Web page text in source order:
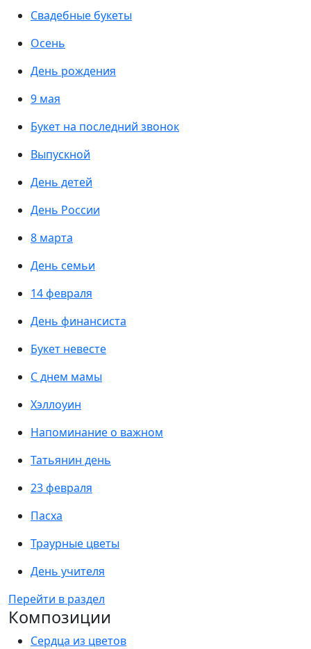
Свадебные букеты
Осень
День рождения
9 мая
Букет на последний звонок
Выпускной
День детей
День России
8 марта
День семьи
14 февраля
День финансиста
Букет невесте
С днем мамы
Хэллоуин
Напоминание о важном
Татьянин день
23 февраля
Пасха
Траурные цветы
День учителя
Перейти в раздел
Композиции
Сердца из цветов